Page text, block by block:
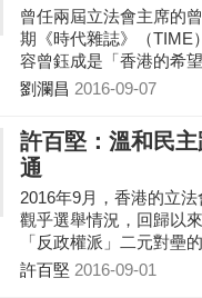
曾任兩屆立法會主席的
期《時代雜誌》（TIME
容曾鈺成是「香港的希
Kong\'s Hope），可以成
不得而知...
劉瀾昌 2016-09-07
許百堅：溫和民
通
2016年9月，香港的立法
觀乎選舉情況，回歸以
「反政權派」二元對壘
明顯的改變。兩年前部
許百堅 2016-09-01